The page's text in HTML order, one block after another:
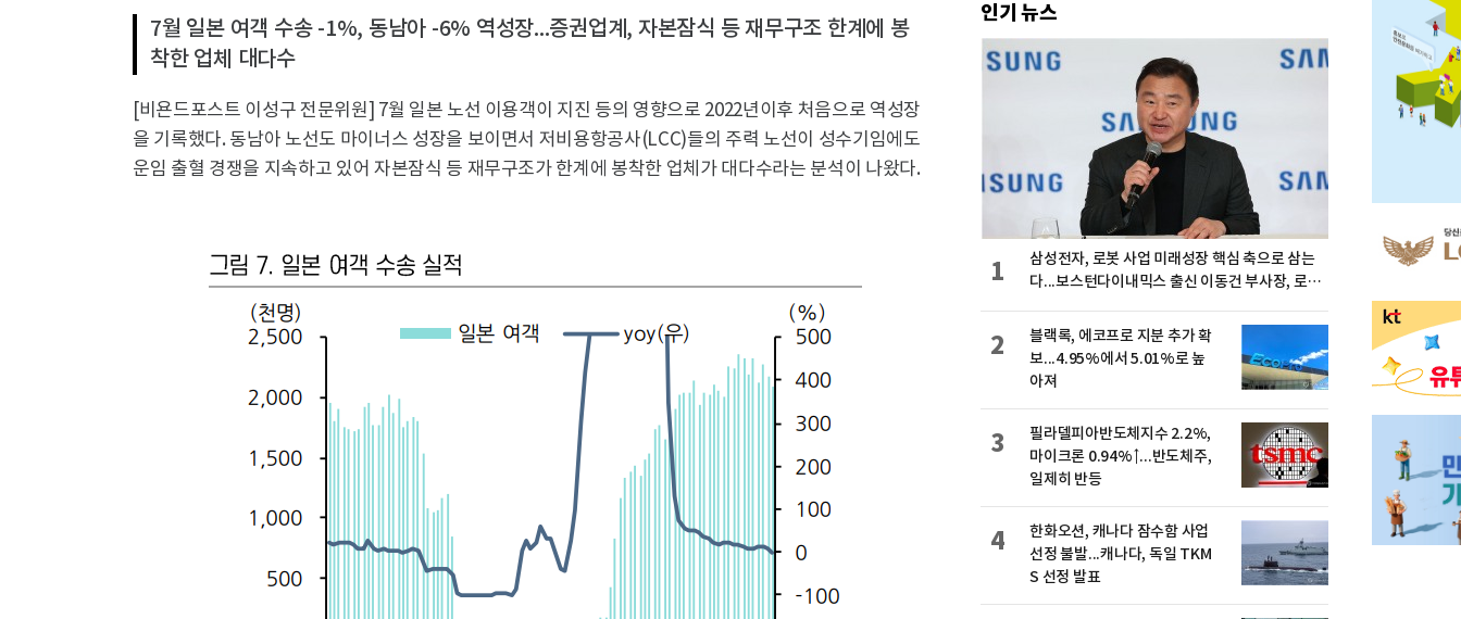
7월 일본 여객 수송 -1%, 동남아 -6% 역성장...증권업계, 자본잠식 등 재무구조 한계에 봉
착한 업체 대다수
[비욘드포스트 이성구 전문위원] 7월 일본 노선 이용객이 지진 등의 영향으로 2022년이후 처음으로 역성장
을 기록했다. 동남아 노선도 마이너스 성장을 보이면서 저비용항공사(LCC)들의 주력 노선이 성수기임에도
운임 출혈 경쟁을 지속하고 있어 자본잠식 등 재무구조가 한계에 봉착한 업체가 대다수라는 분석이 나왔다.
인기 뉴스
삼성전자, 로봇 사업 미래성장 핵심 축으로 삼는
다...보스턴다이내믹스 출신 이동건 부사장, 로보
1
블랙록, 에코프로 지분 추가 확
보...4.95%에서 5.01%로 높
아져
2
필라델피아반도체지수 2.2%,
마이크론 0.94%↑...반도체주,
일제히 반등
3
한화오션, 캐나다 잠수함 사업
선정 불발...캐나다, 독일 TKM
S 선정 발표
4